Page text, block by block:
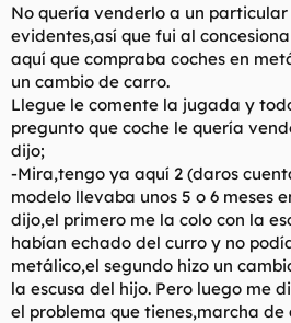
No quería venderlo a un particular
evidentes,así que fui al
aquí que compraba coches en
un cambio de carro.
Llegue le comente la jugada y
pregunto que coche le quería
dijo;
-Mira,tengo ya aquí 2 (daros
modelo llevaba unos 5 o 6 meses
dijo,el primero me la colo con la
habían echado del curro y no
metálico,el segundo hizo un
la escusa del hijo. Pero luego me
el problema que tienes,marcha de